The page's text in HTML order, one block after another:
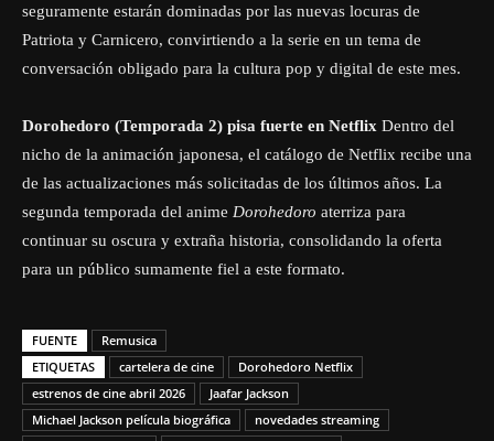
seguramente estarán dominadas por las nuevas locuras de
Patriota y Carnicero, convirtiendo a la serie en un tema de
conversación obligado para la cultura pop y digital de este mes.
Dorohedoro (Temporada 2) pisa fuerte en Netflix Dentro del
nicho de la animación japonesa, el catálogo de Netflix recibe una
de las actualizaciones más solicitadas de los últimos años. La
segunda temporada del anime Dorohedoro aterriza para
continuar su oscura y extraña historia, consolidando la oferta
para un público sumamente fiel a este formato.
FUENTE
Remusica
ETIQUETAS
cartelera de cine
Dorohedoro Netflix
estrenos de cine abril 2026
Jaafar Jackson
Michael Jackson película biográfica
novedades streaming